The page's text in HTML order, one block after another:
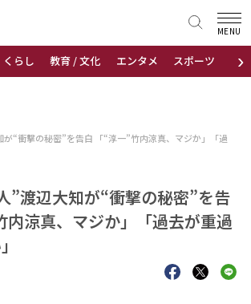
›
くらし 教育 / 文化 エンタメ スポーツ 地域
MENU
ツ
が“衝撃の秘密”を告白 「“淳一”竹内涼真、マジか」「過
”渡辺大知が“衝撃の秘密”を告
内涼真、マジか」「過去が重過